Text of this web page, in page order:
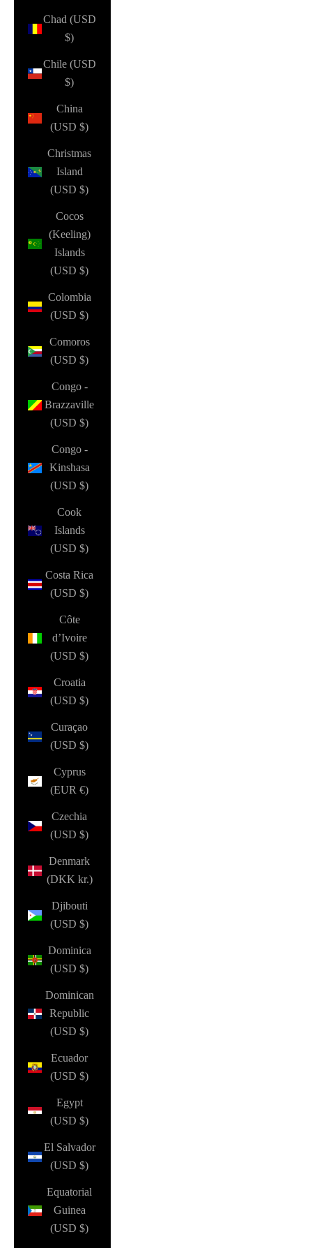
Chad (USD
$)
Chile (USD
$)
China
(USD $)
Christmas
Island
(USD $)
Cocos
(Keeling)
Islands
(USD $)
Colombia
(USD $)
Comoros
(USD $)
Congo -
Brazzaville
(USD $)
Congo -
Kinshasa
(USD $)
Cook
Islands
(USD $)
Costa Rica
(USD $)
Côte
d’Ivoire
(USD $)
Croatia
(USD $)
Curaçao
(USD $)
Cyprus
(EUR €)
Czechia
(USD $)
Denmark
(DKK kr.)
Djibouti
(USD $)
Dominica
(USD $)
Dominican
Republic
(USD $)
Ecuador
(USD $)
Egypt
(USD $)
El Salvador
(USD $)
Equatorial
Guinea
(USD $)